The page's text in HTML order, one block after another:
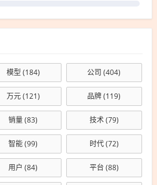
模型(184) 公司 (404)
万元(121) 品牌(119)
销量(83) 技术(79)
智能(99) 时代(72)
用户 (84) 平台 (88)